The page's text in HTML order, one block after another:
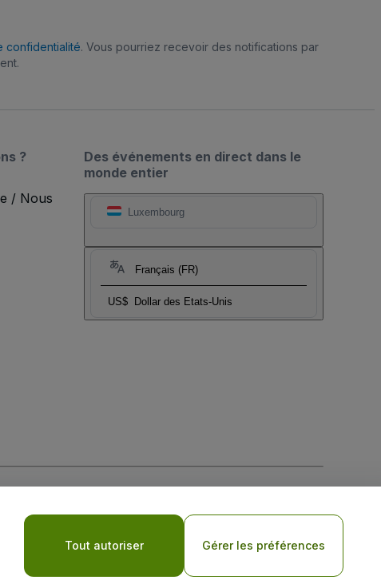
confidentialité. Vous pourriez recevoir des notifications par
Des événements en direct dans le
monde entier
Luxembourg
Français (FR)
US$ Dollar des Etats-Unis
?
/ Nous
Politique de confidentialité pour les appareils mobiles
Tout autoriser Gérer les préférences